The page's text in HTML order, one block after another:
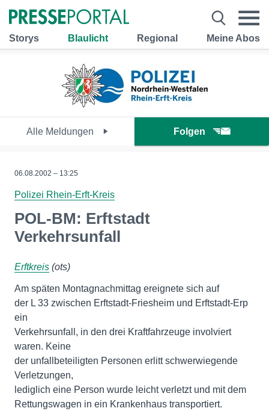
Storys Blaulicht Regional Meine Abos
Alle Meldungen Folgen
06.08.2002 – 13:25
Polizei Rhein-Erft-Kreis
POL-BM: Erftstadt
Verkehrsunfall
Erftkreis (ots)
Am späten Montagnachmittag ereignete sich auf
der L 33 zwischen Erftstadt-Friesheim und Erftstadt-Erp
ein
Verkehrsunfall, in den drei Kraftfahrzeuge involviert
waren. Keine
der unfallbeteiligten Personen erlitt schwerwiegende
Verletzungen,
lediglich eine Person wurde leicht verletzt und mit dem
Rettungswagen in ein Krankenhaus transportiert.